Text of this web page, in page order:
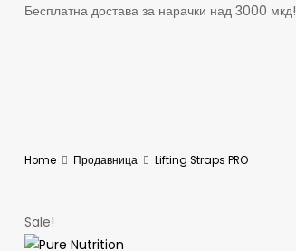
Бесплатна достава за нарачки над 3000 мкд!
Home Продавница Lifting Straps PRO
Sale!